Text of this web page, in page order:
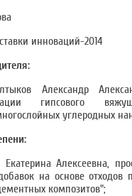
инноваций-2014
гипсового
углеродных
Алексеевна,
на основе отходов
композитов";